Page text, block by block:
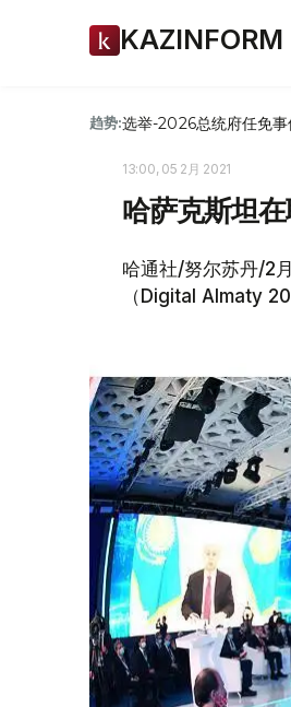
KAZINFORM
趋势:选举-2026总统府任免事
13:00, 05 2月 2021
哈萨克斯坦
哈通社/努尔苏丹/2
（Digital Almaty